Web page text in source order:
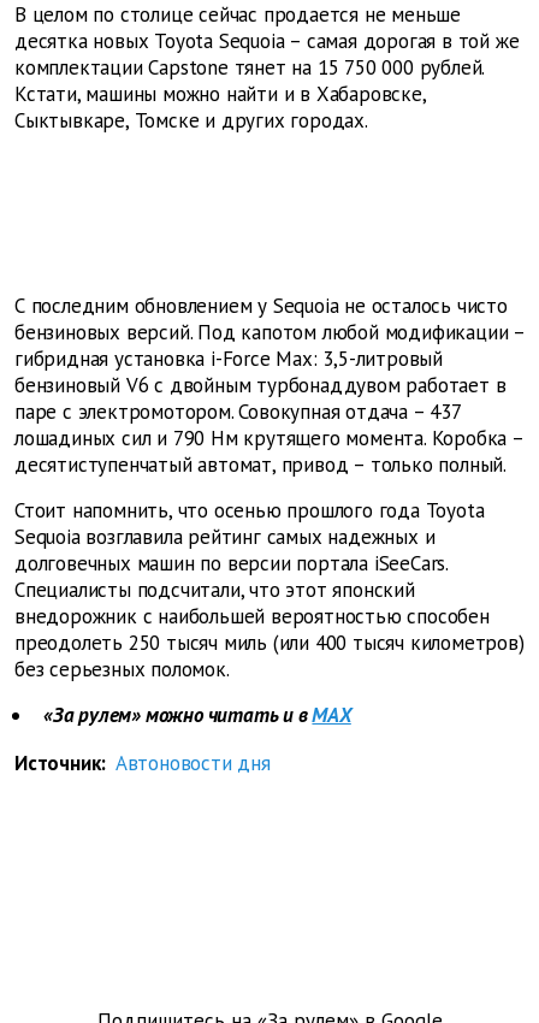
В целом по столице сейчас продается не меньше
десятка новых Toyota Sequoia – самая дорогая в той же
комплектации Capstone тянет на 15 750 000 рублей.
Кстати, машины можно найти и в Хабаровске,
Сыктывкаре, Томске и других городах.
С последним обновлением у Sequoia не осталось чисто
бензиновых версий. Под капотом любой модификации –
гибридная установка i-Force Max: 3,5-литровый
бензиновый V6 с двойным турбонаддувом работает в
паре с электромотором. Совокупная отдача – 437
лошадиных сил и 790 Нм крутящего момента. Коробка –
десятиступенчатый автомат, привод – только полный.
Стоит напомнить, что осенью прошлого года Toyota
Sequoia возглавила рейтинг самых надежных и
долговечных машин по версии портала iSeeCars.
Специалисты подсчитали, что этот японский
внедорожник с наибольшей вероятностью способен
преодолеть 250 тысяч миль (или 400 тысяч километров)
без серьезных поломок.
«За рулем» можно читать и вMAX
Источник: Автоновости дня